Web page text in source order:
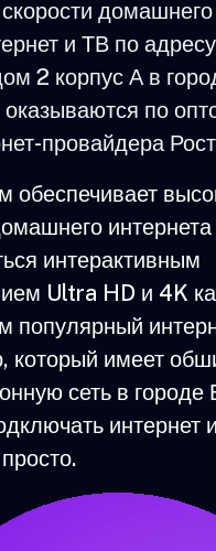
домашнего
и ТВ по
2 корпус А в
по
провайдера
обеспечивает
интерактивным
Ultra HD и 4K
популярный
который имеет
сеть в городе
интернет